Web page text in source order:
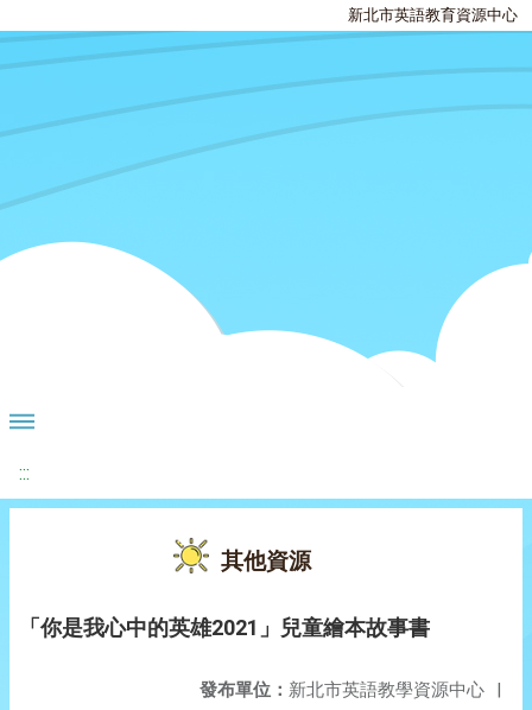
新北市英語教育資源中心
:::
其他資源
「你是我心中的英雄2021」兒童繪本故事書
發布單位： 新北市英語教學資源中心 |